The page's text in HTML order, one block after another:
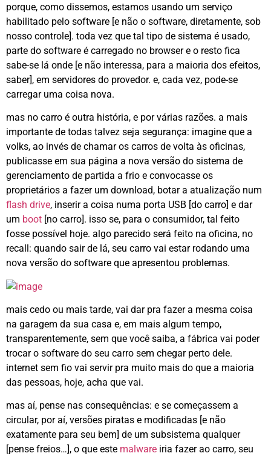
porque, como dissemos, estamos usando um serviço
habilitado pelo software [e não o software, diretamente, sob
nosso controle]. toda vez que tal tipo de sistema é usado,
parte do software é carregado no browser e o resto fica
sabe-se lá onde [e não interessa, para a maioria dos efeitos,
saber], em servidores do provedor. e, cada vez, pode-se
carregar uma coisa nova.
mas no carro é outra história, e por várias razões. a mais
importante de todas talvez seja segurança: imagine que a
volks, ao invés de chamar os carros de volta às oficinas,
publicasse em sua página a nova versão do sistema de
gerenciamento de partida a frio e convocasse os
proprietários a fazer um download, botar a atualização num
flash drive, inserir a coisa numa porta USB [do carro] e dar
um boot [no carro]. isso se, para o consumidor, tal feito
fosse possível hoje. algo parecido será feito na oficina, no
recall: quando sair de lá, seu carro vai estar rodando uma
nova versão do software que apresentou problemas.
mais cedo ou mais tarde, vai dar pra fazer a mesma coisa
na garagem da sua casa e, em mais algum tempo,
transparentemente, sem que você saiba, a fábrica vai poder
trocar o software do seu carro sem chegar perto dele.
internet sem fio vai servir pra muito mais do que a maioria
das pessoas, hoje, acha que vai.
mas aí, pense nas consequências: e se começassem a
circular, por aí, versões piratas e modificadas [e não
exatamente para seu bem] de um subsistema qualquer
[pense freios…], o que este malware iria fazer ao carro, seu